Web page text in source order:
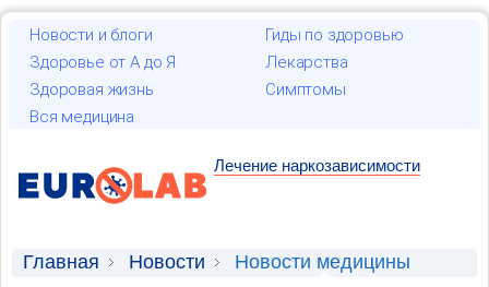
Новости и блоги
Гиды по здоровью
Здоровье от А до Я
Лекарства
Здоровая жизнь
Симптомы
Вся медицина
Лечение наркозависимости
Главная Новости Новости медицины